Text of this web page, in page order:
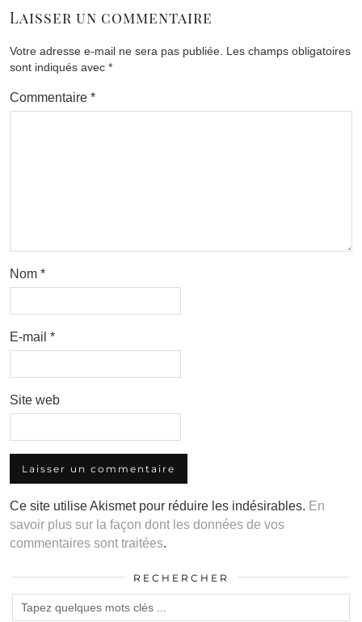
Laisser un commentaire
Votre adresse e-mail ne sera pas publiée. Les champs obligatoires
sont indiqués avec *
Commentaire *
Nom *
E-mail *
Site web
Ce site utilise Akismet pour réduire les indésirables. En
savoir plus sur la façon dont les données de vos
commentaires sont traitées.
RECHERCHER